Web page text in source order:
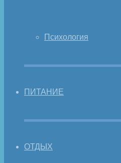
Психология
ПИТАНИЕ
ОТДЫХ